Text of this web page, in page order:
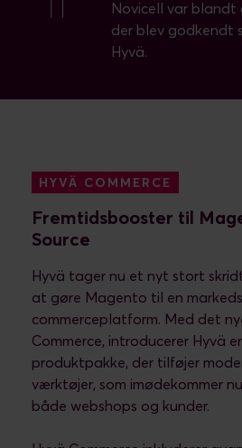
Novicell var
der blev godkendt
Hyvä.
HYVÄ COMMERCE
Fremtidsbooster til
Source
Hyvä tager nu et nyt stort
at gøre Magento til en
commerceplatform. Med det
Commerce, introducerer Hyvä
produktpakke, der tilføjer
værktøjer, som imødekommer
både webshops og kunder.